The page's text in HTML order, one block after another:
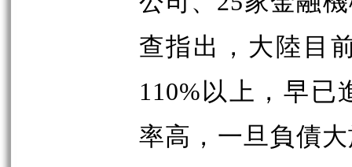
查指出，大陸目
110%以上，早已
率高，一旦負債